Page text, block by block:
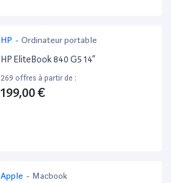
HP - Ordinateur portable
HP EliteBook 840 G5 14”
269 offres à partir de :
199,00 €
Apple - Macbook